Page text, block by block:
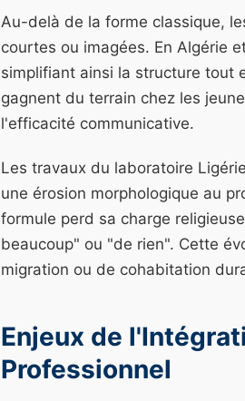
Au-delà de la forme classique,
courtes ou imagées. En Algérie
simplifiant ainsi la structure tout
gagnent du terrain chez les
l'efficacité communicative.
Les travaux du laboratoire
une érosion morphologique au
formule perd sa charge
beaucoup" ou "de rien". Cette
migration ou de cohabitation
Enjeux de
Professionnel